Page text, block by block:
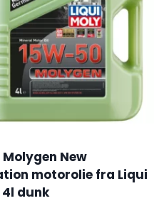
Molygen New
motorolie fra Liqui
4l dunk